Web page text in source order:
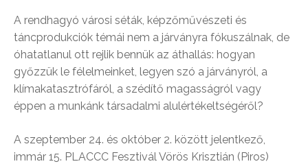
A rendhagyó városi séták, képzőművészeti és
táncprodukciók témái nem a járványra fókuszálnak, de
óhatatlanul ott rejlik bennük az áthallás: hogyan
győzzük le félelmeinket, legyen szó a járványról, a
klímakatasztrófáról, a szédítő magasságról vagy
éppen a munkánk társadalmi alulértékeltségéről?
A szeptember 24. és október 2. között jelentkező,
immár 15. PLACCC Fesztivál Vörös Krisztián (Piros)